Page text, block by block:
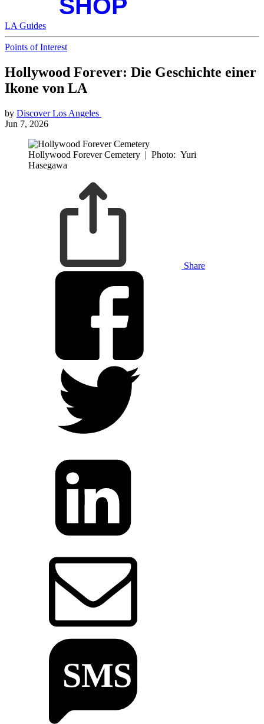
LA Guides
Points of Interest
Hollywood Forever: Die Geschichte einer
Ikone von LA
by Discover Los Angeles
Jun 7, 2026
Hollywood Forever Cemetery | Photo: Yuri
Hasegawa
Share